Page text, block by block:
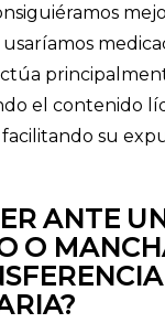
el contenido
su
ANTE
O